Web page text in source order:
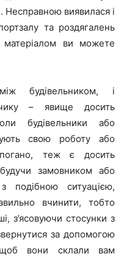
Несправною виявилася і
та роздягалень
ви можете
будівельником, і
– явище досить
будівельники або
свою роботу або
теж є досить
замовником або
подібною ситуацією,
вчинити, тобто
з’ясовуючи стосунки з
за допомогою
щоб вони склали вам